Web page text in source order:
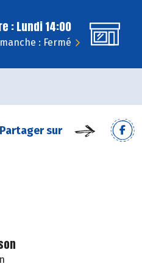
: Lundi 14:00
: Fermé
Partager sur